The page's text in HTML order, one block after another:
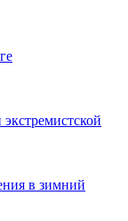
в зимний